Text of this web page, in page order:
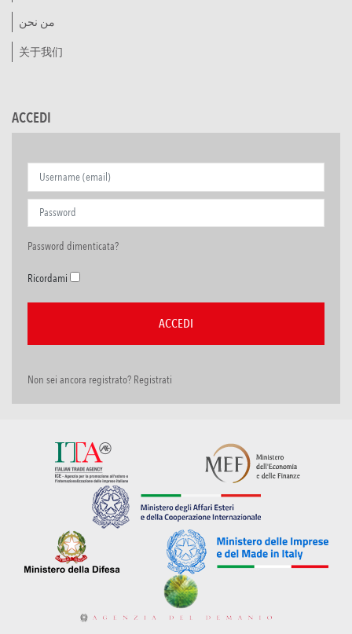
من نحن
关于我们
ACCEDI
Password dimenticata?
Ricordami
Non sei ancora registrato? Registrati